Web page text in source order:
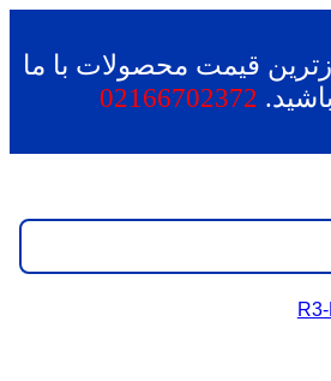
قیمت محصولات با ما
02166702372